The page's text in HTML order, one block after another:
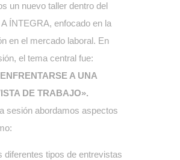
un nuevo taller dentro del
ÍNTEGRA, enfocado en la
en el mercado laboral. En
el tema central fue:
A UNA
DE TRABAJO».
sesión abordamos aspectos
diferentes tipos de entrevistas